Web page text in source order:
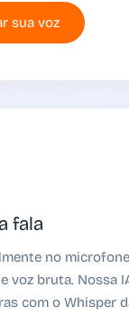
sua voz
fala
no
voz bruta. Nossa
com o Whisper